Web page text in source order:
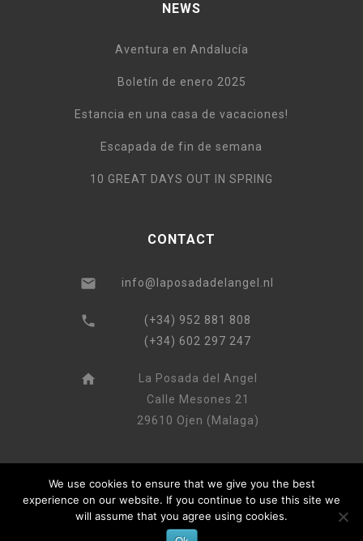
NEWS
Aventura en Andalucía
Boletín de enero 2025
Estancia en una casa de vacaciones!
Escapada de fin de semana
10 GREAT DAYS OUT IN SPRING
CONTACT
info@laposadadelangel.nl
(+34) 952 881 808
(+34) 602 297 247
La Posada del Angel
Calle Mesones 21
29610 Ojen (Malaga)
We use cookies to ensure that we give you the best
experience on our website. If you continue to use this site we
will assume that you agree using cookies.